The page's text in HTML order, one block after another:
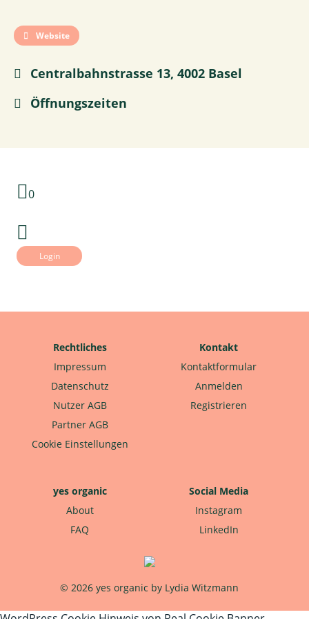
Website
Centralbahnstrasse 13, 4002 Basel
Öffnungszeiten
0
Login
Rechtliches
Impressum
Datenschutz
Nutzer AGB
Partner AGB
Cookie Einstellungen
Kontakt
Kontaktformular
Anmelden
Registrieren
yes organic
About
FAQ
Social Media
Instagram
LinkedIn
© 2026 yes organic by Lydia Witzmann